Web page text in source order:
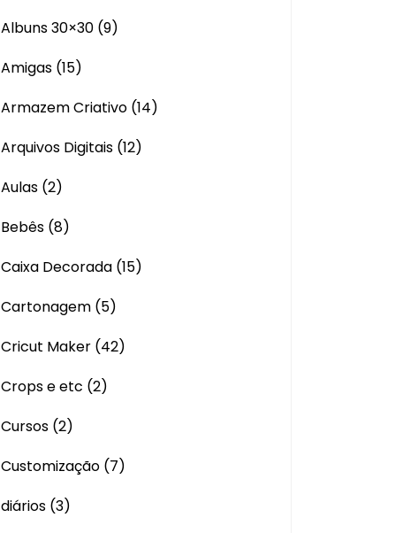
Albuns 30×30 (9)
Amigas (15)
Armazem Criativo (14)
Arquivos Digitais (12)
Aulas (2)
Bebês (8)
Caixa Decorada (15)
Cartonagem (5)
Cricut Maker (42)
Crops e etc (2)
Cursos (2)
Customização (7)
diários (3)